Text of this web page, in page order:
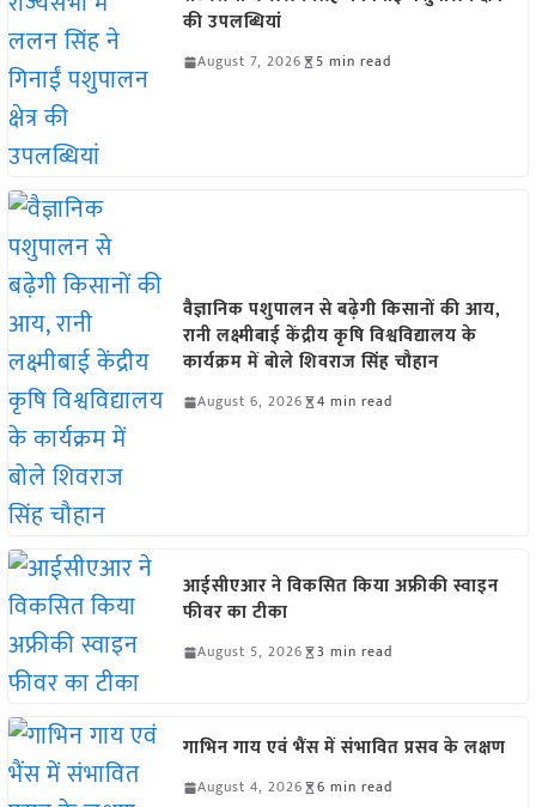
की उपलब्धियां
August 7, 2026 5 min read
वैज्ञानिक पशुपालन से बढ़ेगी किसानों की आय,
रानी लक्ष्मीबाई केंद्रीय कृषि विश्वविद्यालय के
कार्यक्रम में बोले शिवराज सिंह चौहान
August 6, 2026 4 min read
आईसीएआर ने विकसित किया अफ्रीकी स्वाइन
फीवर का टीका
August 5, 2026 3 min read
गाभिन गाय एवं भैंस में संभावित प्रसव के लक्षण
August 4, 2026 6 min read